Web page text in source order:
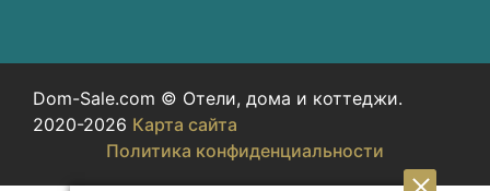
Dom-Sale.com © Отели, дома и коттеджи.
2020-2026 Карта сайта
Политика конфиденциальности